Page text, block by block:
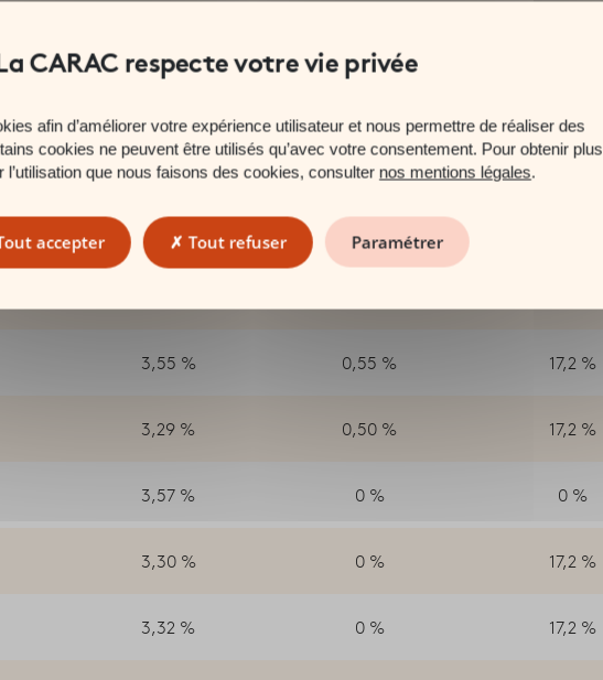
3,55 % 0,70 % 17,2 %
3,30 %
3,55 % 0,55 % 17,2 %
3,29 % 0,50 % 17,2 %
3,57 % 0 % 0 %
3,30 % 0 % 17,2 %
3,32 % 0 % 17,2 %
afin d’améliorer votre expérience utilisateur et nous permettre de réaliser des
cookies ne peuvent être utilisés qu’avec votre consentement. Pour obtenir plus
l’utilisation que nous faisons des cookies, consulter nos mentions légales.
accepter Tout refuser Paramétrer